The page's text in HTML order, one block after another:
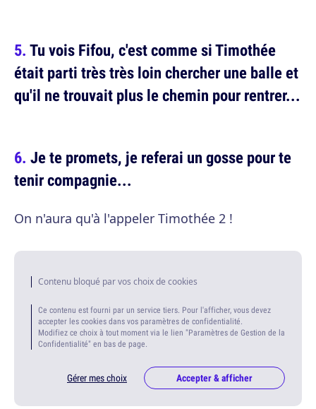
Tu vois Fifou, c'est comme si Timothée
était parti très très loin chercher une balle et
qu'il ne trouvait plus le chemin pour rentrer...
Je te promets, je referai un gosse pour te
tenir compagnie...
On n'aura qu'à l'appeler Timothée 2 !
Contenu bloqué par vos choix de cookies
Ce contenu est fourni par un service tiers. Pour l'afficher, vous devez
accepter les cookies dans vos paramètres de confidentialité.
Modifiez ce choix à tout moment via le lien "Paramètres de Gestion de la
Confidentialité" en bas de page.
Gérer mes choix Accepter & afficher